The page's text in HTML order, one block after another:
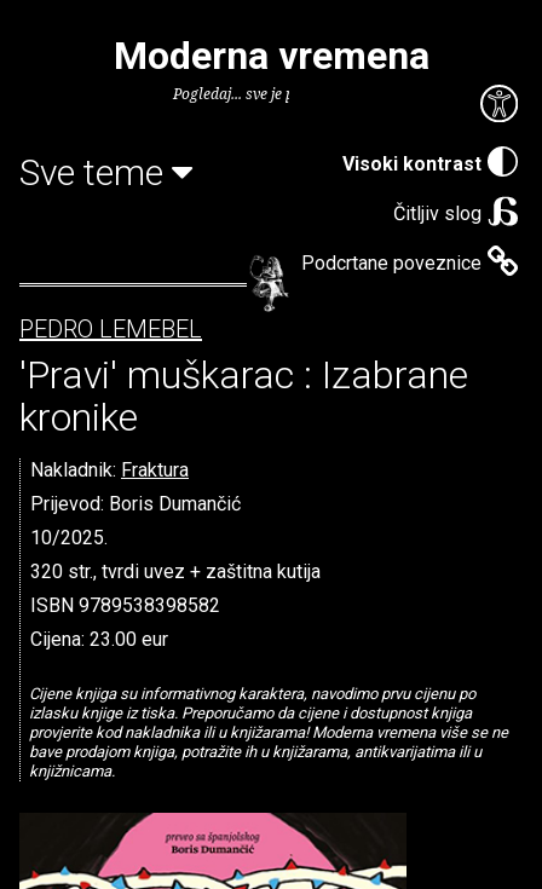
Visoki kontrast
Čitljiv slog
Podcrtane poveznice
Moderna vremena
Pogledaj... sve je puno knjiga.
Sve teme
PEDRO LEMEBEL
'Pravi' muškarac : Izabrane
kronike
Nakladnik: Fraktura
Prijevod: Boris Dumančić
10/2025.
320 str., tvrdi uvez + zaštitna kutija
ISBN 9789538398582
Cijena: 23.00 eur
Cijene knjiga su informativnog karaktera, navodimo prvu cijenu po
izlasku knjige iz tiska. Preporučamo da cijene i dostupnost knjiga
provjerite kod nakladnika ili u knjižarama! Moderna vremena više se ne
bave prodajom knjiga, potražite ih u knjižarama, antikvarijatima ili u
knjižnicama.